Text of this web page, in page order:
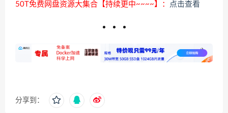
50T免费网盘资源大集合【持续更中~~~~】： 点击查看
分享到：